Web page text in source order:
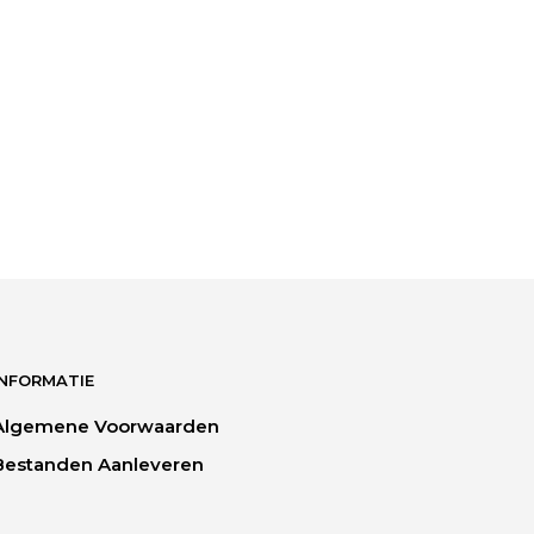
Voorwaarden
Aanleveren